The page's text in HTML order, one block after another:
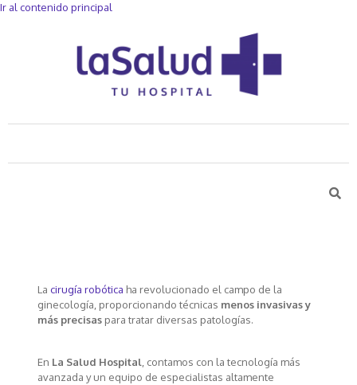
Ir al contenido principal
La cirugía robótica ha revolucionado el campo de la
ginecología, proporcionando técnicas menos invasivas y
más precisaspara tratar diversas patologías.
En La Salud Hospital, contamos con la tecnología más
avanzada y un equipo de especialistas altamente